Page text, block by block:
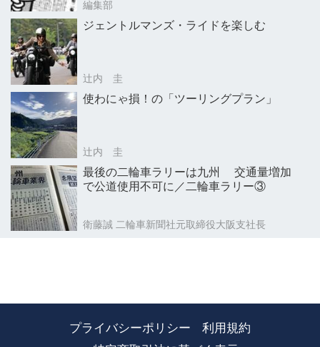
編集部
ジェントルマンズ・ライドを楽しむ
辻内 圭
使わにゃ損！の「ツーリングプラン」
辻内 圭
最後の二輪車ラリーは九州 交通量増加
で公道使用不可に／二輪車ラリー③
衛藤誠 二輪車新聞社元取締役大阪支社長
プライバシーポリシー
利用規約